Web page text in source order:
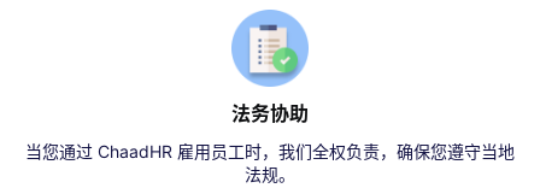
法务协助
当您通过 ChaadHR 雇用员工时，我们全权负责，确保您遵守当地
法规。